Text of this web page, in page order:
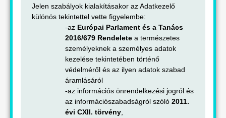
Jelen szabályok kialakításakor az Adatkezelő
különös tekintettel vette figyelembe:
-az Európai Parlament és a Tanács
2016/679 Rendelete a természetes
személyeknek a személyes adatok
kezelése tekintetében történő
védelméről és az ilyen adatok szabad
áramlásáról
-az információs önrendelkezési jogról és
az információszabadságról szóló 2011.
évi CXII. törvény,